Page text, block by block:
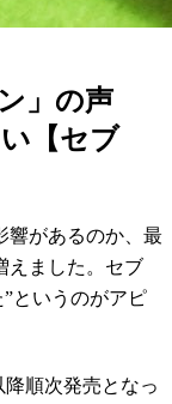
」の声
【セブ
響があるのか、最
えました。セブ
というのがアピ
降順次発売となっ